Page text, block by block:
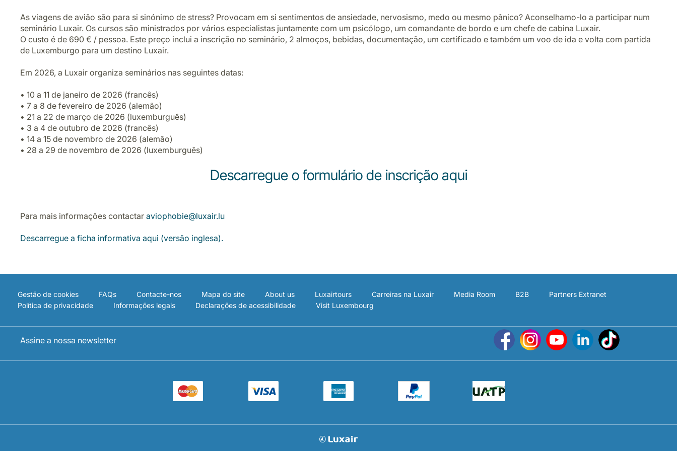
As viagens de avião são para si sinónimo de stress? Provocam em si sentimentos de ansiedade, nervosismo, medo ou mesmo pânico? Aconselhamo-lo a participar num
seminário Luxair. Os cursos são ministrados por vários especialistas juntamente com um psicólogo, um comandante de bordo e um chefe de cabina Luxair.
O custo é de 690 € / pessoa. Este preço inclui a inscrição no seminário, 2 almoços, bebidas, documentação, um certificado e também um voo de ida e volta com partida
de Luxemburgo para um destino Luxair.
Em 2026, a Luxair organiza seminários nas seguintes datas:
• 10 a 11 de janeiro de 2026 (francês)
• 7 a 8 de fevereiro de 2026 (alemão)
• 21 a 22 de março de 2026 (luxemburguês)
• 3 a 4 de outubro de 2026 (francês)
• 14 a 15 de novembro de 2026 (alemão)
• 28 a 29 de novembro de 2026 (luxemburguês)
Descarregue o formulário de inscrição aqui
Para mais informações contactar aviophobie@luxair.lu
Descarregue a ficha informativa aqui (versão inglesa).
Gestão de cookies FAQs Contacte-nos Mapa do site About us Luxairtours Carreiras na Luxair Media Room B2B
Partners Extranet
Política de privacidade
Informações legais Declarações de acessibilidade Visit Luxembourg
Assine a nossa newsletter